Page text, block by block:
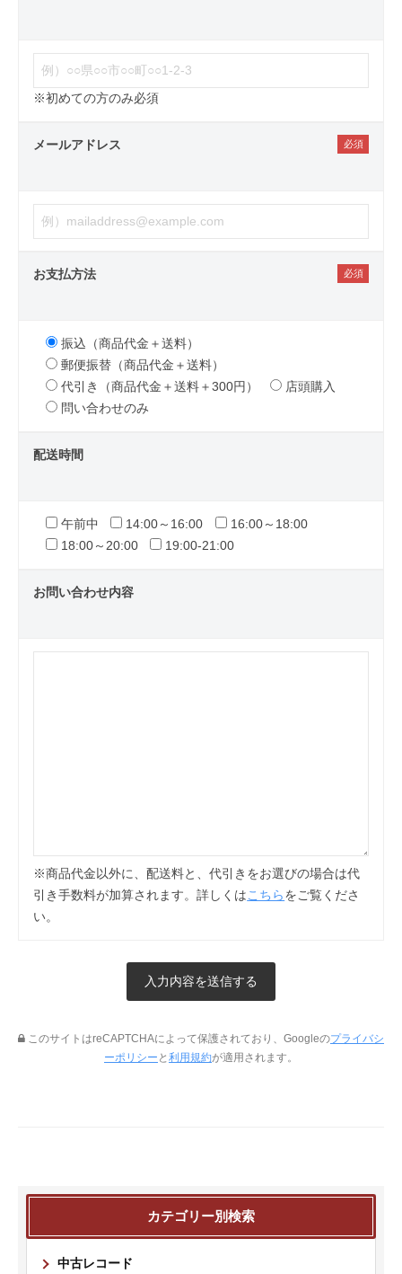
※初めての方のみ必須
メールアドレス
お支払方法
振込（商品代金＋送料）
郵便振替（商品代金＋送料）
代引き（商品代金＋送料＋300円）
店頭購入
問い合わせのみ
配送時間
午前中 14:00～16:00
16:00～18:00
18:00～20:00
19:00-21:00
お問い合わせ内容
※商品代金以外に、配送料と、代引きをお選びの場合は代
引き手数料が加算されます。詳しくは こちら をご覧くださ
い。
このサイトはreCAPTCHAによって保護されており、Googleのプライバシ
ーポリシー と 利用規約が適用されます。
カテゴリー別検索
中古レコード